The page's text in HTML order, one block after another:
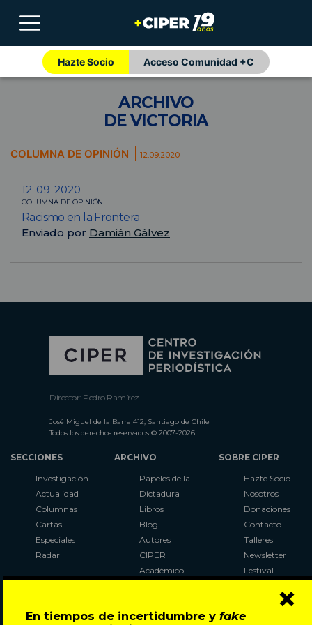
En tiempos de incertidumbre y fake
×
Hazte Socio Acceso Comunidad +C
ARCHIVO
DE VICTORIA
COLUMNA DE OPINIÓN 12.09.2020
12-09-2020
COLUMNA DE OPINIÓN
Racismo en la Frontera
Enviado por Damián Gálvez
Director: Pedro Ramírez
José Miguel de la Barra 412, Santiago de Chile
Todos los derechos reservados © 2007-2026
SECCIONES
Investigación
Actualidad
Columnas
Cartas
Especiales
Radar
ARCHIVO
Papeles de la
Dictadura
Libros
Blog
Autores
CIPER
Académico
Al Plebiscito
SOBRE CIPER
Hazte Socio
Nosotros
Donaciones
Contacto
Talleres
Newsletter
Festival